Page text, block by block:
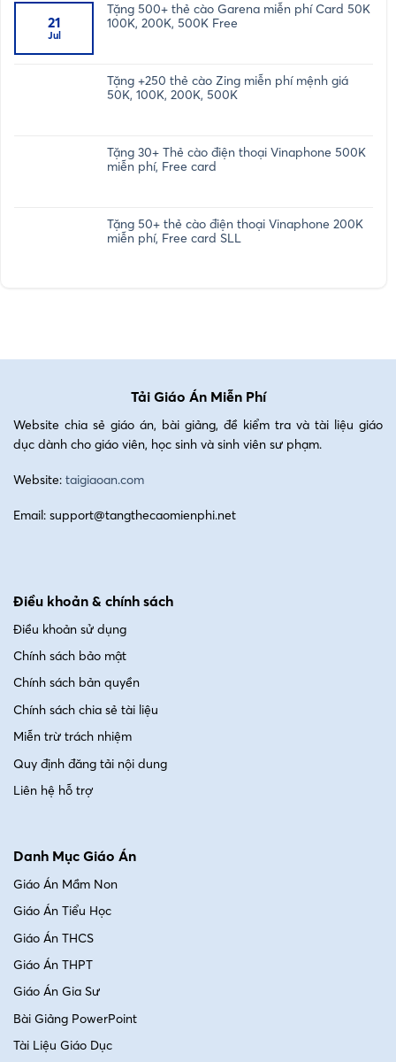
21
Jul
Tặng 500+ thẻ cào Garena miễn phí Card 50K
100K, 200K, 500K Free
Tặng +250 thẻ cào Zing miễn phí mệnh giá
50K, 100K, 200K, 500K
Tặng 30+ Thẻ cào điện thoại Vinaphone 500K
miễn phí, Free card
Tặng 50+ thẻ cào điện thoại Vinaphone 200K
miễn phí, Free card SLL
Tải Giáo Án Miễn Phí
Website chia sẻ giáo án, bài giảng, đề kiểm tra và tài liệu giáo
dục dành cho giáo viên, học sinh và sinh viên sư phạm.
Website: taigiaoan.com
Email: support@tangthecaomienphi.net
Điều khoản & chính sách
Điều khoản sử dụng
Chính sách bảo mật
Chính sách bản quyền
Chính sách chia sẻ tài liệu
Miễn trừ trách nhiệm
Quy định đăng tải nội dung
Liên hệ hỗ trợ
Danh Mục Giáo Án
Giáo Án Mầm Non
Giáo Án Tiểu Học
Giáo Án THCS
Giáo Án THPT
Giáo Án Gia Sư
Bài Giảng PowerPoint
Tài Liệu Giáo Dục